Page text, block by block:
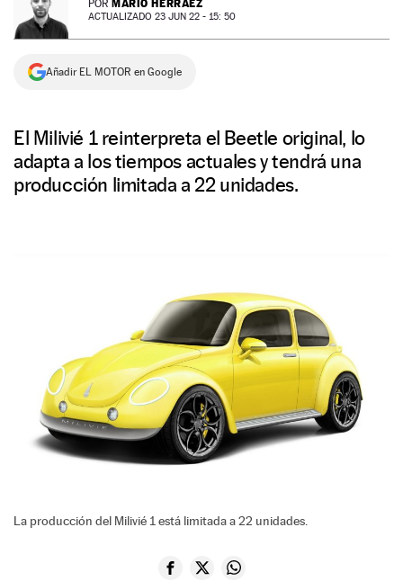
NEWSLETTER
SÍGUENOS
POR MARIO HERRÁEZ
ACTUALIZADO 23 JUN 22 - 15: 50
Añadir EL MOTOR en Google
El Milivié 1 reinterpreta el Beetle original, lo
adapta a los tiempos actuales y tendrá una
producción limitada a 22 unidades.
La producción del Milivié 1 está limitada a 22 unidades.